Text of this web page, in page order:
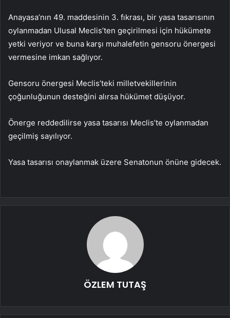
Anayasa’nın 49. maddesinin 3. fıkrası, bir yasa tasarısının
oylanmadan Ulusal Meclis’ten geçirilmesi için hükümete
yetki veriyor ve buna karşı muhalefetin gensoru önergesi
vermesine imkan sağlıyor.
Gensoru önergesi Meclis’teki milletvekillerinin
çoğunluğunun desteğini alırsa hükümet düşüyor.
Önerge reddedilirse yasa tasarısı Meclis’te oylanmadan
geçilmiş sayılıyor.
Yasa tasarısı onaylanmak üzere Senatonun önüne gidecek.
ÖZLEM TUTAŞ